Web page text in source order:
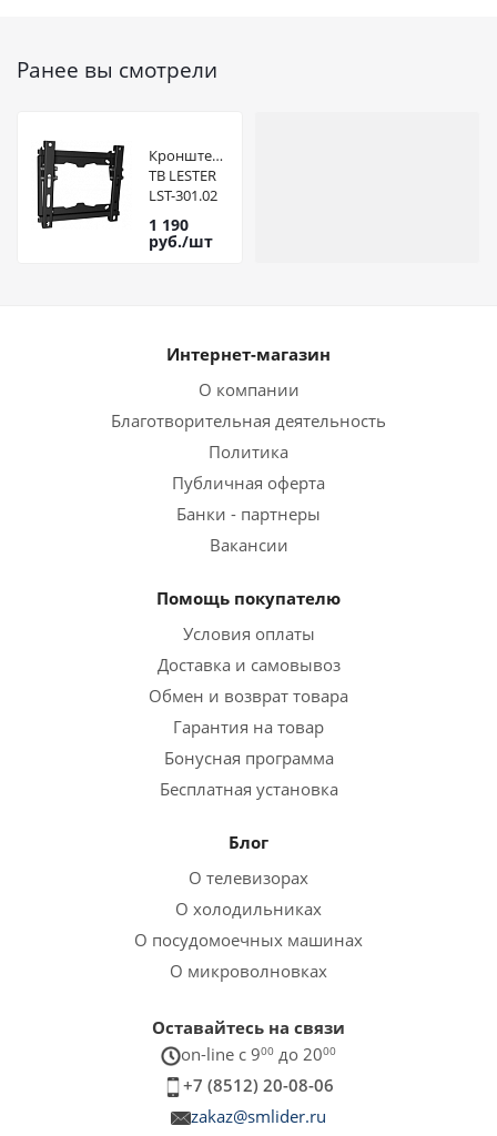
Ранее вы смотрели
Кронштейн
ТВ LESTER
LST-301.02
10-55 Vesa
200*200
1 190
руб./шт
Интернет-магазин
О компании
Благотворительная деятельность
Политика
Публичная оферта
Банки - партнеры
Вакансии
Помощь покупателю
Условия оплаты
Доставка и самовывоз
Обмен и возврат товара
Гарантия на товар
Бонусная программа
Бесплатная установка
Блог
О телевизорах
О холодильниках
О посудомоечных машинах
О микроволновках
Оставайтесь на связи
on-line c 900 до 2000
+7 (8512) 20-08-06
zakaz@smlider.ru